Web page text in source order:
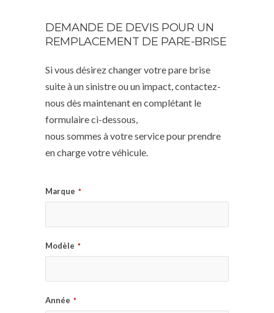
DEMANDE DE DEVIS POUR UN
REMPLACEMENT DE PARE-BRISE
Si vous désirez changer votre pare brise
suite à un sinistre ou un impact, contactez-
nous dès maintenant en complétant le
formulaire ci-dessous,
nous sommes à votre service pour prendre
en charge votre véhicule.
Marque *
Modèle *
Année *